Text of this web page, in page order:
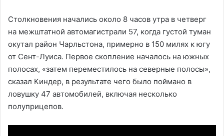
Столкновения начались около 8 часов утра в четверг
на межштатной автомагистрали 57, когда густой туман
окутал район Чарльстона, примерно в 150 милях к югу
от Сент-Луиса. Первое скопление началось на южных
полосах, «затем переместилось на северные полосы»,
сказал Киндер, в результате чего было поймано в
ловушку 47 автомобилей, включая несколько
полуприцепов.